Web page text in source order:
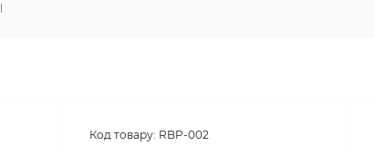
Код товару: RBP-002